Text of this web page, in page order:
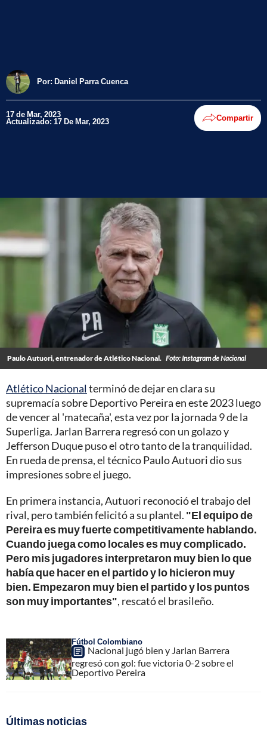
Por: Daniel Parra Cuenca
17 de Mar, 2023
Actualizado: 17 De Mar, 2023 Compartir
Paulo Autuori, entrenador de Atlético Nacional. Foto: Instagram de Nacional
Atlético Nacionalterminó de dejar en clara su
supremacía sobre Deportivo Pereira en este 2023 luego
de vencer al 'matecaña', esta vez por la jornada 9 de la
Superliga. Jarlan Barrera regresó con un golazo y
Jefferson Duque puso el otro tanto de la tranquilidad.
En rueda de prensa, el técnico Paulo Autuori dio sus
impresiones sobre el juego.
En primera instancia, Autuori reconoció el trabajo del
rival, pero también felicitó a su plantel. "El equipo de
Pereira es muy fuerte competitivamente hablando.
Cuando juega como locales es muy complicado.
Pero mis jugadores interpretaron muy bien lo que
había que hacer en el partido y lo hicieron muy
bien. Empezaron muy bien el partido y los puntos
son muy importantes", rescató el brasileño.
Fútbol Colombiano
Nacional jugó bien y Jarlan Barrera
regresó con gol: fue victoria 0-2 sobre el
Deportivo Pereira
Últimas noticias